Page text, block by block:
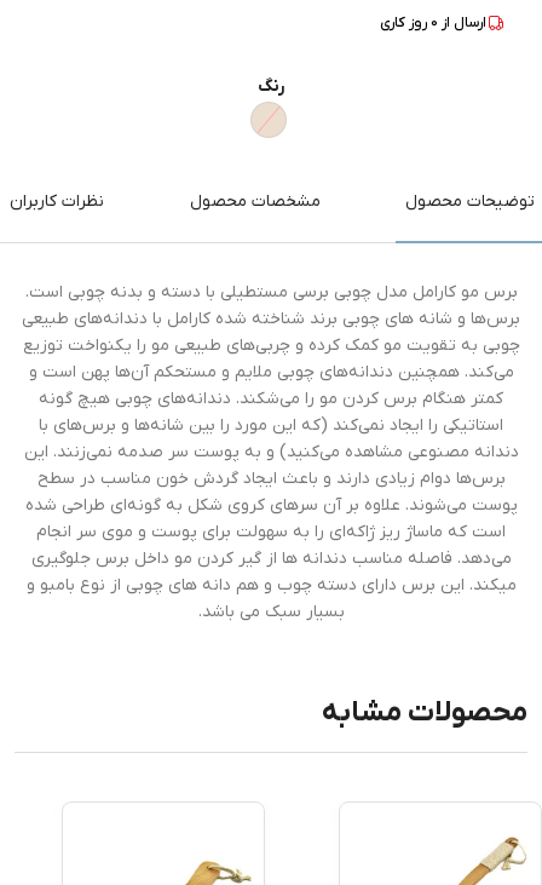
ارسال از 0روز کاری
رنگ
توضیحات محصول مشخصات محصول نظرات کاربران
برس مو کارامل مدل چوبی برسی مستطیلی با دسته و بدنه چوبی است.
برس‌ها و شانه های چوبی برند شناخته شده کارامل با دندانه‌های طبیعی
چوبی به تقویت مو کمک کرده و چربی‌های طبیعی مو را یکنواخت توزیع
می‌کند. همچنین دندانه‌های چوبی ملایم و مستحکم آن‌ها پهن است و
کمتر هنگام برس کردن مو را می‌شکند. دندانه‌های چوبی هیچ گونه
استاتیکی را ایجاد نمی‌کند (که این مورد را بین شانه‌ها و برس‌های با
دندانه مصنوعی مشاهده می‌کنید) و به پوست سر صدمه نمی‌زنند. این
برس‌ها دوام زیادی دارند و باعث ایجاد گردش خون مناسب در سطح
پوست می‌شوند. علاوه بر آن سرهای کروی شکل به گونه‌ای طراحی شده
است که ماساژ ریز ژاکه‌ای را به سهولت برای پوست و موی سر انجام
می‌دهد. فاصله مناسب دندانه ها از گیر کردن مو داخل برس جلوگیری
میکند. این برس دارای دسته چوب و هم دانه های چوبی از نوع بامبو و
بسیار سبک می باشد.
محصولات مشابه